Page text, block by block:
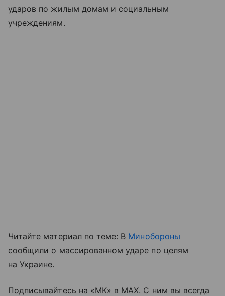
ударов по жилым домам и социальным
учреждениям.
Читайте материал по теме: В Минобороны
сообщили о массированном ударе по целям
на Украине.
Подписывайтесь на «МК» в MAX. С ним вы всегда